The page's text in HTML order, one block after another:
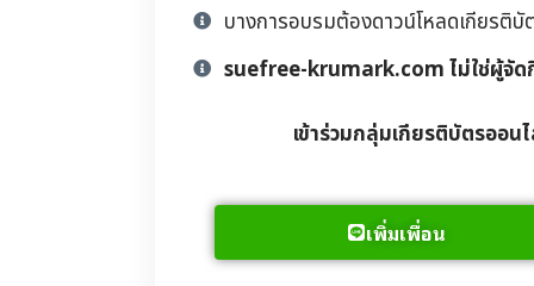
บางการอบรมต้องดาวน์โหลดเกียรติ
suefree-krumark.com ไม่ใช่ผู้จัด
เข้าร่วมกลุ่มเกียรติบัตรออ
เพิ่มเพื่อน